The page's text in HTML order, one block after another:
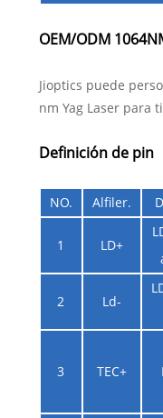
OEM/ODM
Jioptics puede
nm Yag Laser para ti
Definición de pin
NO. Alfiler.
1 LD+
2 Ld-
3 TEC+